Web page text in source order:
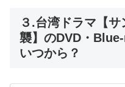
３.台湾ドラマ【
襲】のDVD・
いつから？